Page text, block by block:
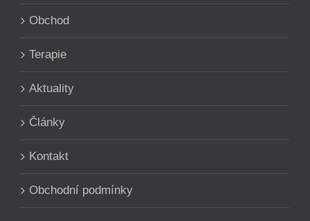
Obchod
Terapie
Aktuality
Články
Kontakt
Obchodní podmínky